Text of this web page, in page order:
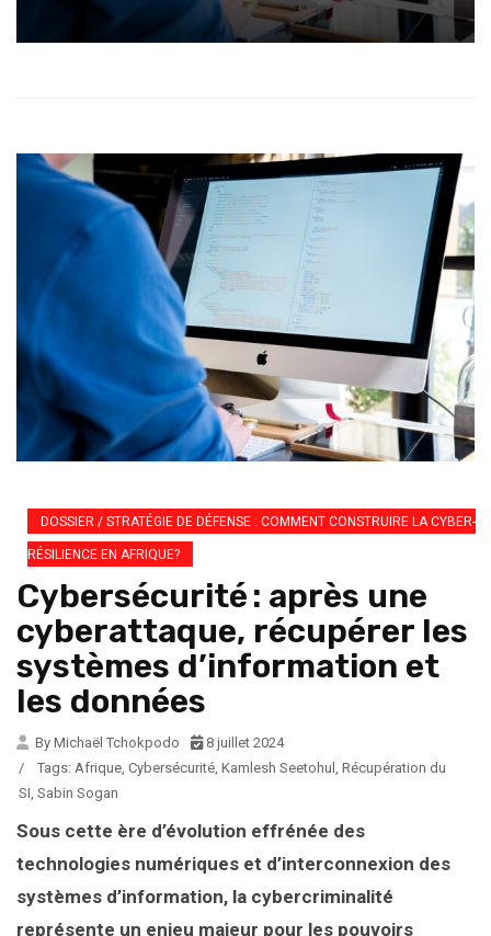
DOSSIER / STRATÉGIE DE DÉFENSE : COMMENT CONSTRUIRE LA CYBER-
RÉSILIENCE EN AFRIQUE?
Cybersécurité : après une
cyberattaque, récupérer les
systèmes d’information et
les données
By Michaël Tchokpodo
8 juillet 2024
/
Tags: Afrique Cybersécurité Kamlesh Seetohul
Récupération du
SI Sabin Sogan
Sous cette ère d’évolution effrénée des
technologies numériques et d’interconnexion des
systèmes d’information, la cybercriminalité
représente un enjeu majeur pour les pouvoirs